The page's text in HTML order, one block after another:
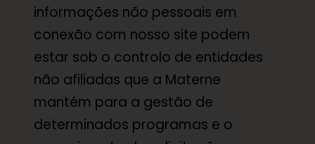
informações não pessoais em
conexão com nosso site podem
estar sob o controlo de entidades
não afiliadas que a Materne
mantém para a gestão de
determinados programas e o